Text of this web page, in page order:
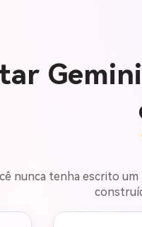
nunca tenha escrito